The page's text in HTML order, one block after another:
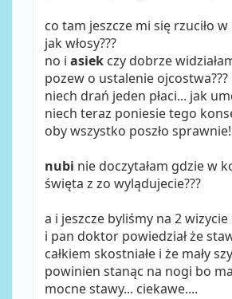
co tam jeszcze mi się rzuciło w
jak włosy???
no i asiek czy dobrze
pozew o ustalenie ojcostwa???
niech drań jeden płaci... jak
niech teraz poniesie tego
oby wszystko poszło sprawnie!
nubi nie doczytałam gdzie w
święta z zo wylądujecie???
a i jeszcze byliśmy na 2
i pan doktor powiedział że
całkiem skostniałe i że mały
powinien stanąc na nogi bo
mocne stawy... ciekawe....